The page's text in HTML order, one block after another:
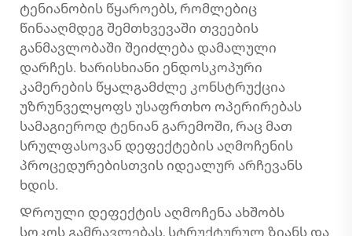
ტენიანობის წყაროებს, რომლებიც
წინააღმდეგ შემთხვევაში თვეების
განმავლობაში შეიძლება დამალული
დარჩეს. ხარისხიანი ენდოსკოპური
კამერების წყალგამძლე კონსტრუქცია
უზრუნველყოფს უსაფრთხო ოპერირებას
სამაგიეროდ ტენიან გარემოში, რაც მათ
სრულფასოვან დეფექტების აღმოჩენის
პროცედურებისთვის იდეალურ არჩევანს
ხდის.
Დროული დეფექტის აღმოჩენა ახშობს
სოკოს გამრავლებას, სტრუქტურულ ზიანს და